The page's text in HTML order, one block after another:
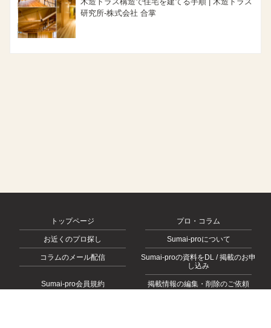
研究所-株式会社 合掌
トップページ プロ・コラム
お近くのプロ探し Sumai-proについて
コラムのメール配信
Sumai-proの資料をDL / 掲載のお申
し込み
Sumai-pro会員規約 掲載情報の編集・削除のご依頼